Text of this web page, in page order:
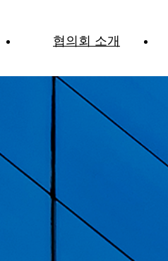
협의회 소개
노사민정협의회란?
위원장 인사말
연혁